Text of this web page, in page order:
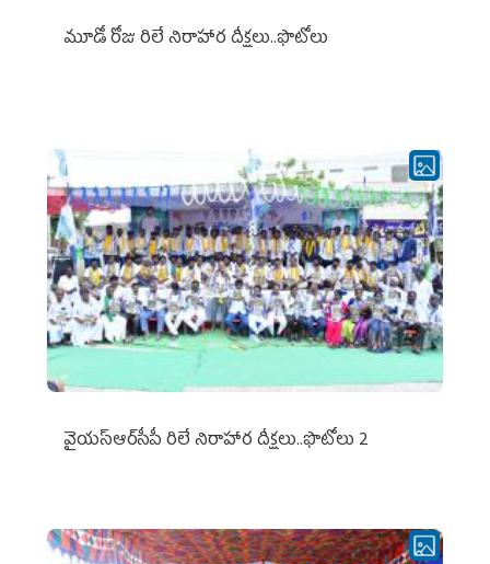
మూడో రోజు రిలే నిరాహార దీక్షలు..ఫొటోలు
వైయ‌స్ఆర్‌సీపీ రిలే నిరాహార దీక్షలు..ఫొటోలు 2